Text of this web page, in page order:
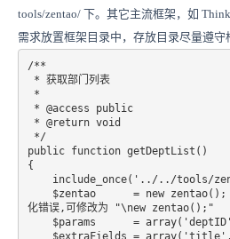
tools/zentao/ 下。其它主流框架，如
需求放置框架目录中，存放目录尽量遵守
/**
public function getDeptList()
{
化错误,可修改为 "\new zentao();"